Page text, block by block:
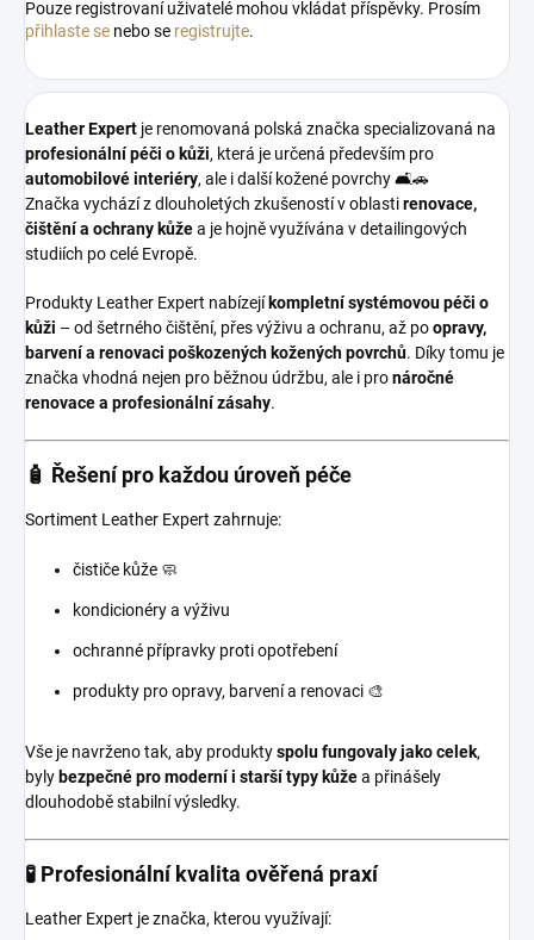
Pouze registrovaní uživatelé mohou vkládat příspěvky. Prosím
přihlaste se nebo se registrujte.
Leather Expert je renomovaná polská značka specializovaná na
profesionální péči o kůži, která je určená především pro
automobilové interiéry, ale i další kožené povrchy 🛋️🚗
Značka vychází z dlouholetých zkušeností v oblastirenovace,
čištění a ochrany kůžea je hojně využívána v detailingových
studiích po celé Evropě.
Produkty Leather Expert nabízejí kompletní systémovou péči o
kůži – od šetrného čištění, přes výživu a ochranu, až poopravy,
barvení a renovaci poškozených kožených povrchů. Díky tomu je
značka vhodná nejen pro běžnou údržbu, ale i pronáročné
renovace a profesionální zásahy.
🧴 Řešení pro každou úroveň péče
Sortiment Leather Expert zahrnuje:
čističe kůže 🧼
kondicionéry a výživu
ochranné přípravky proti opotřebení
produkty pro opravy, barvení a renovaci 🎨
Vše je navrženo tak, aby produktyspolu fungovaly jako celek,
byly bezpečné pro moderní i starší typy kůžea přinášely
dlouhodobě stabilní výsledky.
🧪 Profesionální kvalita ověřená praxí
Leather Expert je značka, kterou využívají: